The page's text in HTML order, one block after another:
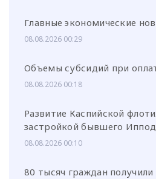
Главные экономические
08.08.2026 00:29
Объемы субсидий при
08.08.2026 00:18
Развитие Каспийской
застройкой бывшего
08.08.2026 00:10
80 тысяч граждан